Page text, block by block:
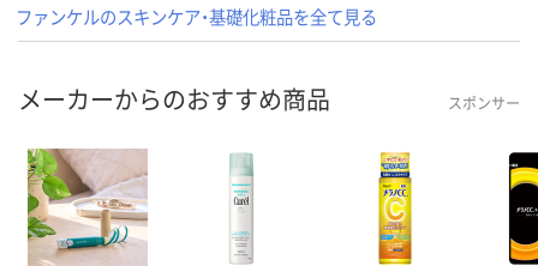
ファンケルのスキンケア・基礎化粧品を全て見る
メーカーからのおすすめ商品 スポンサー